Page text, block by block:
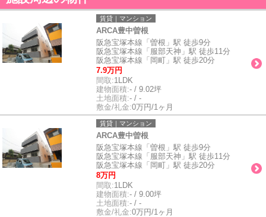
賃貸｜マンション
ARCA豊中曽根
阪急宝塚本線「曽根」駅 徒歩9分
阪急宝塚本線「服部天神」駅 徒歩11分
阪急宝塚本線「岡町」駅 徒歩20分
7.9万円
間取:1LDK
建物面積:- / 9.02坪
土地面積:- / -
敷金/礼金:0万円/1ヶ月
賃貸｜マンション
ARCA豊中曽根
阪急宝塚本線「曽根」駅 徒歩9分
阪急宝塚本線「服部天神」駅 徒歩11分
阪急宝塚本線「岡町」駅 徒歩20分
8万円
間取:1LDK
建物面積:- / 9.00坪
土地面積:- / -
敷金/礼金:0万円/1ヶ月